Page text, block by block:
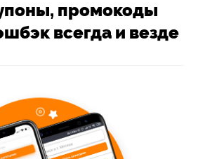
промокоды
всегда и везде